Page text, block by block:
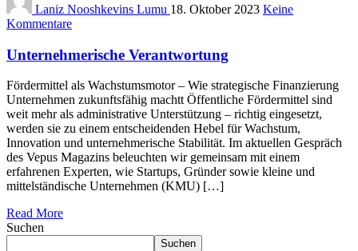
Laniz Nooshkevins Lumu 18. Oktober 2023 Keine
Kommentare
Unternehmerische Verantwortung
Fördermittel als Wachstumsmotor – Wie strategische Finanzierung
Unternehmen zukunftsfähig machtt Öffentliche Fördermittel sind
weit mehr als administrative Unterstützung – richtig eingesetzt,
werden sie zu einem entscheidenden Hebel für Wachstum,
Innovation und unternehmerische Stabilität. Im aktuellen Gespräch
des Vepus Magazins beleuchten wir gemeinsam mit einem
erfahrenen Experten, wie Startups, Gründer sowie kleine und
mittelständische Unternehmen (KMU) […]
Read More
Suchen
Suchen